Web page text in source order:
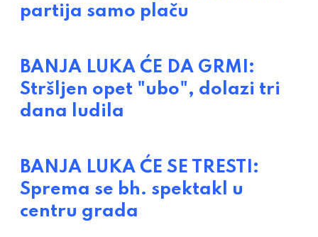
partija samo plaču
BANJA LUKA ĆE DA GRMI:
Stršljen opet "ubo", dolazi tri
dana ludila
BANJA LUKA ĆE SE TRESTI:
Sprema se bh. spektakl u
centru grada